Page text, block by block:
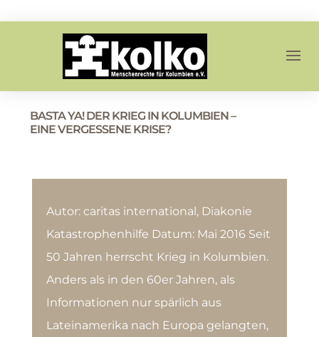
BASTA YA! DER KRIEG IN KOLUMBIEN –
EINE VERGESSENE KRISE?
Autor: caritas international, Diakonie
Katastrophenhilfe Datum: Mai 2016 Seit
50 Jahren herrscht Krieg in Kolumbien.
Anders als in den 60er Jahren, als
Informationen nur spärlich aus
Lateinamerika nach Europa gelangten,